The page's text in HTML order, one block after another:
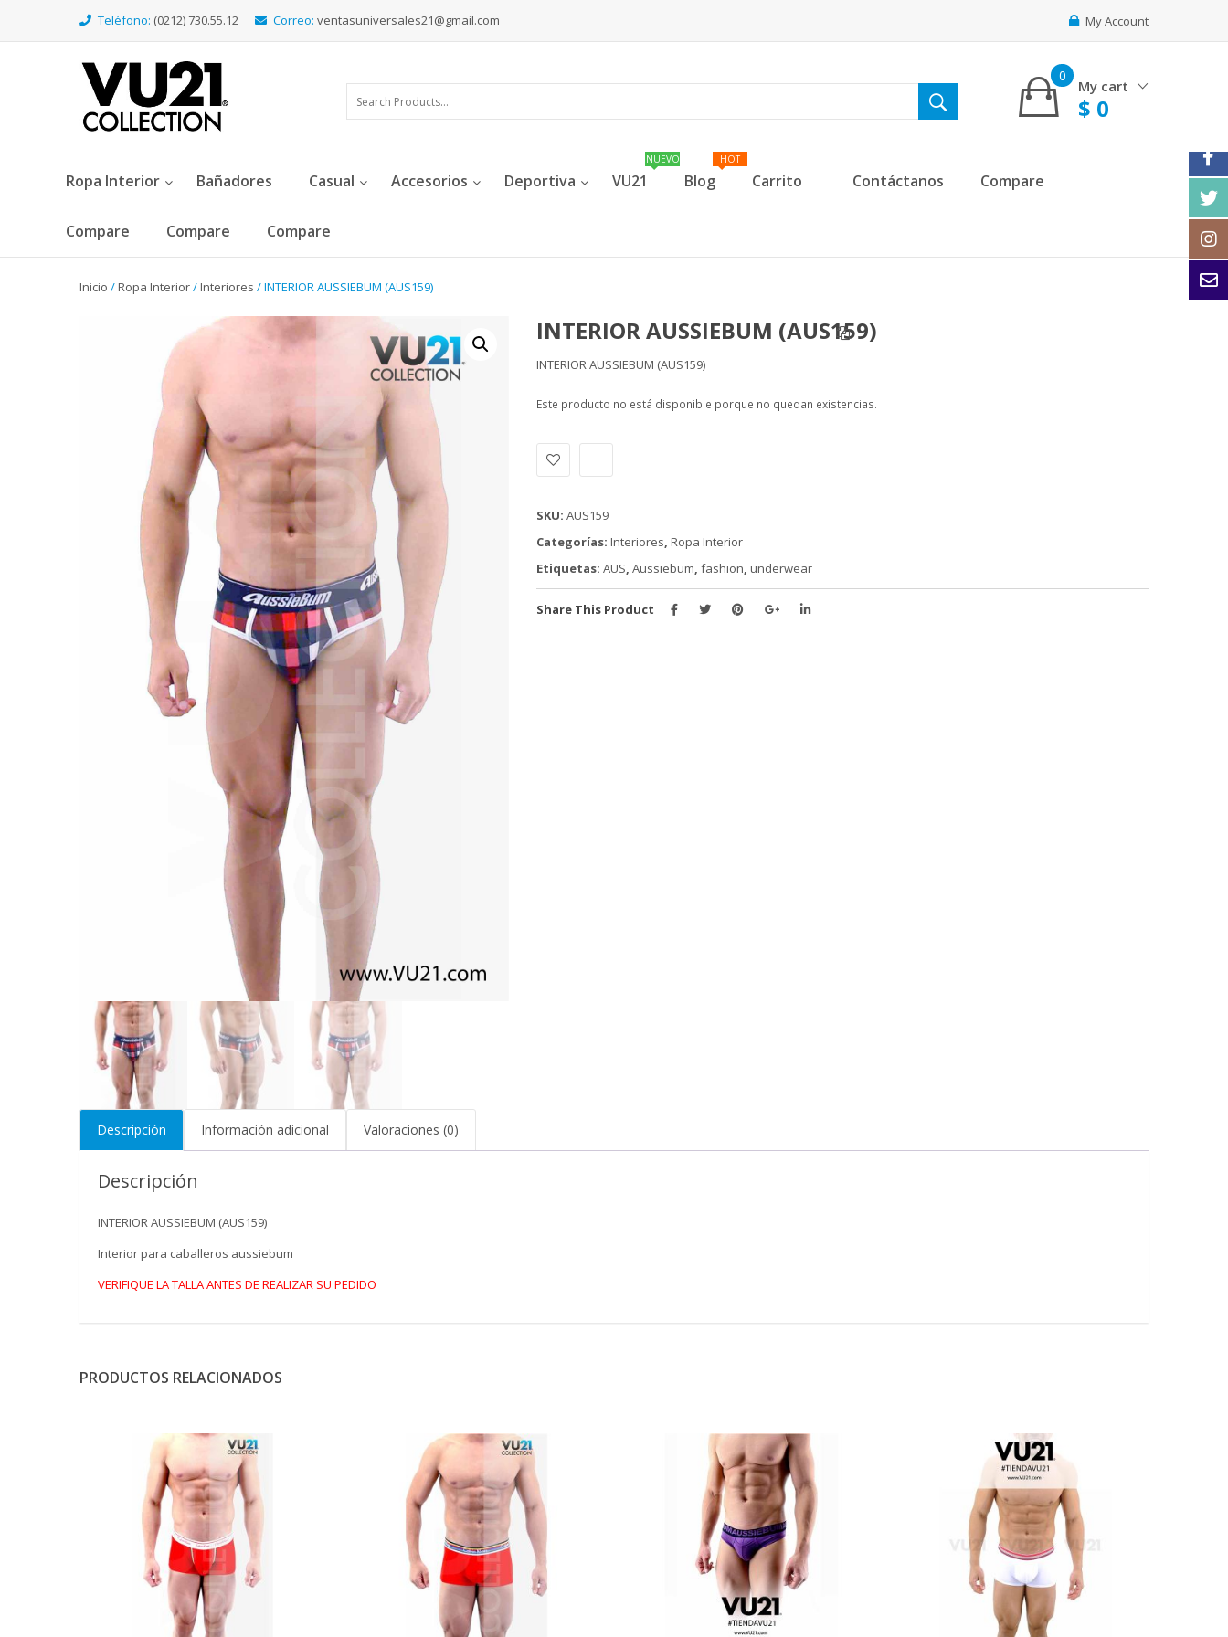
Teléfono: (0212) 730.55.12 Correo: ventasuniversales21@gmail.com My Account
My cart
0
$ 0
Ropa Interior Bañadores Casual Accesorios Deportiva VU21 Blog Carrito Contáctanos Compare
Compare Compare Compare
Inicio /Ropa Interior/Interiores / INTERIOR AUSSIEBUM (AUS159)
INTERIOR AUSSIEBUM (AUS159)
INTERIOR AUSSIEBUM (AUS159)
Este producto no está disponible porque no quedan existencias.
SKU: AUS159
Categorías: Interiores, Ropa Interior
Etiquetas: AUS, Aussiebum, fashion, underwear
Share This Product
Descripción Información adicional Valoraciones (0)
Descripción
INTERIOR AUSSIEBUM (AUS159)
Interior para caballeros aussiebum
VERIFIQUE LA TALLA ANTES DE REALIZAR SU PEDIDO
PRODUCTOS RELACIONADOS